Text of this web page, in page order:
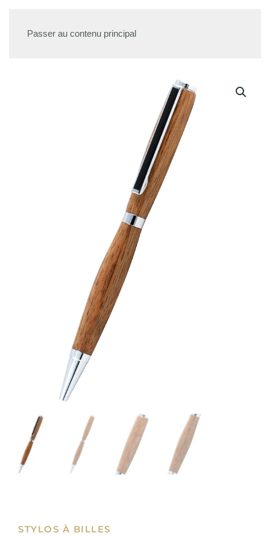
Passer au contenu principal
STYLOS À BILLES